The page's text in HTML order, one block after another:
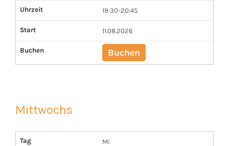
Uhrzeit 19:30-20:45
Start 11.08.2026
Buchen Buchen
Mittwochs
Tag Mi